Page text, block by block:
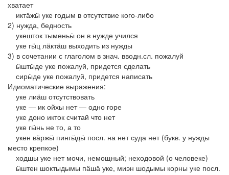
хватает
иктӓжӹ уке годым в отсутствие кого-либо
2) нужда, бедность
укешток тыменьӹ он в нужде учился
уке гӹц лӓктӓш выходить из нужды
3) в сочетании с глаголом в знач. вводн.сл. пожалуй
ӹштӹде уке пожалуй, придется сделать
сирӹде уке пожалуй, придется написать
Идиоматические выражения:
уке лиӓш отсутствовать
уке — ик ойхы нет — одно горе
уке доно икток считай что нет
уке гӹнь не то, а то
укен вӓржӹ пингӹдӹ посл. на нет суда нет (букв. у нужды
место крепкое)
ходшы уке нет мочи, немощный; неходовой (о человеке)
ӹштен шоктыдымы пӓшӓ уке, миэн шодымы корны уке посл.